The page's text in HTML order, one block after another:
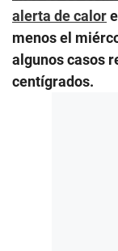
alerta de calor
menos el
algunos casos
centígrados.